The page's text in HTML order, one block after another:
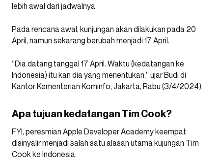
lebih awal dari jadwalnya.
Pada rencana awal, kunjungan akan dilakukan pada 20
April, namun sekarang berubah menjadi 17 April.
“Dia datang tanggal 17 April. Waktu (kedatangan ke
Indonesia) itu kan dia yang menentukan,” ujar Budi di
Kantor Kementerian Kominfo, Jakarta, Rabu (3/4/2024).
Apa tujuan kedatangan Tim Cook?
FYI, peresmian Apple Developer Academy keempat
disinyalir menjadi salah satu alasan utama kujungan Tim
Cook ke Indonesia.